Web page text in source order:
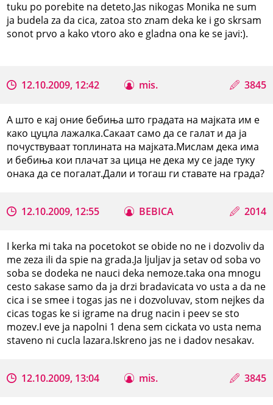
tuku po porebite na deteto.Jas nikogas Monika ne sum
ja budela za da cica, zatoa sto znam deka ke i go skrsam
sonot prvo a kako vtoro ako e gladna ona ke se javi:).
12.10.2009, 12:42 mis. 3845
А што е кај оние бебиња што градата на мајката им е
како цуцла лажалка.Сакаат само да се галат и да ја
почуствуваат топлината на мајката.Мислам дека има
и бебиња кои плачат за цица не дека му се јаде туку
онака да се погалат.Дали и тогаш ги ставате на града?
12.10.2009, 12:55 BEBICA 2014
I kerka mi taka na pocetokot se obide no ne i dozvoliv da
me zeza ili da spie na grada.Ja ljuljav ja setav od soba vo
soba se dodeka ne nauci deka nemoze.taka ona mnogu
cesto sakase samo da ja drzi bradavicata vo usta a da ne
cica i se smee i togas jas ne i dozvoluvav, stom nejkes da
cicas togas ke si igrame na drug nacin i peev se sto
mozev.I eve ja napolni 1 dena sem cickata vo usta nema
staveno ni cucla lazara.Iskreno jas ne i dadov nesakav.
12.10.2009, 13:04 mis. 3845